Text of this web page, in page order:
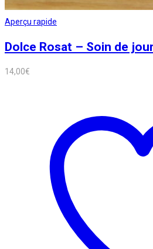
Aperçu rapide
Dolce Rosat – Soin de
14,00€